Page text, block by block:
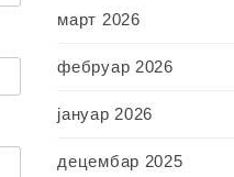
март 2026
фебруар 2026
јануар 2026
децембар 2025